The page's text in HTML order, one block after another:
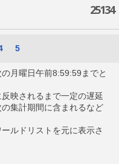
25134
5
月曜日午前8:59:59までと
映されるまで一定の遅延
集計期間に含まれるなど
ルドリストを元に表示さ